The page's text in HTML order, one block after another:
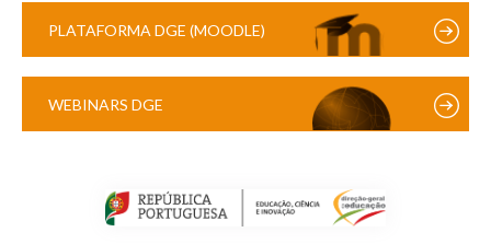
PLATAFORMA DGE (MOODLE)
WEBINARS DGE